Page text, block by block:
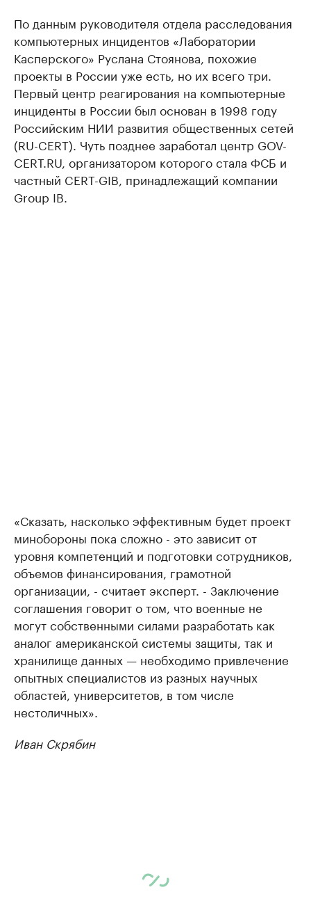
По данным руководителя отдела расследования
компьютерных инцидентов «Лаборатории
Касперского» Руслана Стоянова, похожие
проекты в России уже есть, но их всего три.
Первый центр реагирования на компьютерные
инциденты в России был основан в 1998 году
Российским НИИ развития общественных сетей
(RU-CERT). Чуть позднее заработал центр GOV-
CERT.RU, организатором которого стала ФСБ и
частный CERT-GIB, принадлежащий компании
Group IB.
«Сказать, насколько эффективным будет проект
минобороны пока сложно - это зависит от
уровня компетенций и подготовки сотрудников,
объемов финансирования, грамотной
организации, - считает эксперт. - Заключение
соглашения говорит о том, что военные не
могут собственными силами разработать как
аналог американской системы защиты, так и
хранилище данных — необходимо привлечение
опытных специалистов из разных научных
областей, университетов, в том числе
нестоличных».
Иван Скрябин